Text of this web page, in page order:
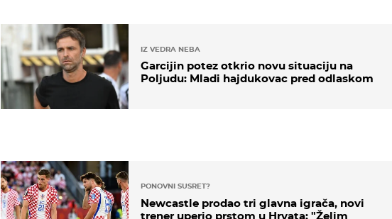
IZ VEDRA NEBA
Garcijin potez otkrio novu situaciju na
Poljudu: Mladi hajdukovac pred odlaskom
PONOVNI SUSRET?
Newcastle prodao tri glavna igrača, novi
trener uperio prstom u Hrvata: "Želim